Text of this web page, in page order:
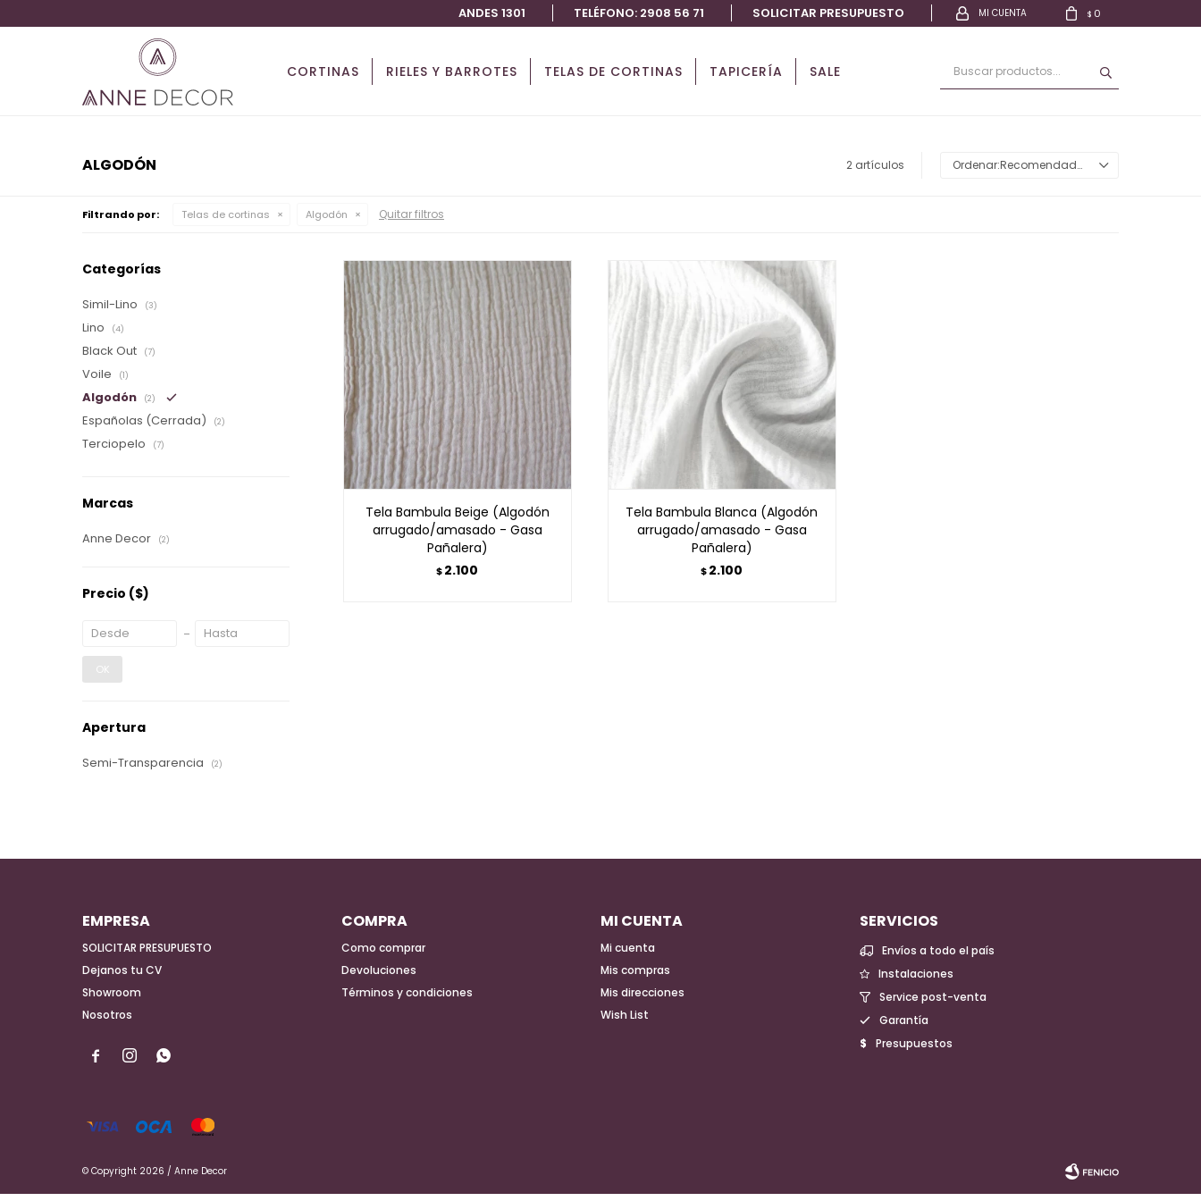
CORTINAS RIELES Y BARROTES TELAS DE CORTINAS TAPICERÍA SALE
$ 0
ANDES 1301 TELÉFONO: 2908 56 71 SOLICITAR PRESUPUESTO
ALGODÓN 2 artículos Recomendados
Filtrando por: Telas de cortinas Algodón Quitar filtros
Tela Bambula Beige (Algodón
arrugado/amasado - Gasa
Pañalera)
$2.100
Tela Bambula Blanca (Algodón
arrugado/amasado - Gasa
Pañalera)
$2.100
Categorías
Simil-Lino (3)
Lino (4)
Black Out (7)
Voile (1)
Algodón (2)
Españolas (Cerrada) (2)
Terciopelo (7)
Marcas
Anne Decor (2)
Precio ($)
OK
Apertura
Semi-Transparencia (2)
EMPRESA
SOLICITAR PRESUPUESTO
Dejanos tu CV
Showroom
Nosotros
  
COMPRA
Como comprar
Devoluciones
Términos y condiciones
MI CUENTA
Mi cuenta
Mis compras
Mis direcciones
Wish List
SERVICIOS
Envíos a todo el país
Instalaciones
Service post-venta
Garantía
Presupuestos
© Copyright 2026 / Anne Decor